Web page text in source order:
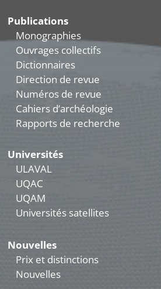
Publications
Monographies
Ouvrages collectifs
Dictionnaires
Direction de revue
Numéros de revue
Cahiers d’archéologie
Rapports de recherche
Universités
ULAVAL
UQAC
UQAM
Universités satellites
Nouvelles
Prix et distinctions
Nouvelles